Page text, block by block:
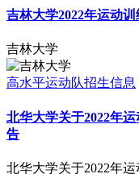
吉林大学2022年运动
吉林大学
高水平运动队招生信息
北华大学关于2022年
告
北华大学关于2022年